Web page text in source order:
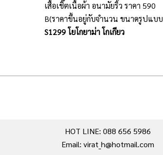
เสื้อเชิ๊ตเนื้อผ้า อนามัยริ้ว ราคา 590
B(ราคาขึ้นอยู่กับจำนวน ขนาดรูปแบบ
การปัก และเนื้อผ้า)
S1299 โยโกยาม่า โกเกียว
HOT LINE: 088 656 5986
Email: virat_h@hotmail.com